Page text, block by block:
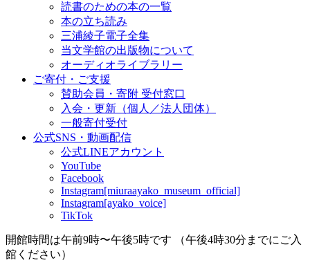
読書のための本の一覧
本の立ち読み
三浦綾子電子全集
当文学館の出版物について
オーディオライブラリー
ご寄付・ご支援
賛助会員・寄附 受付窓口
入会・更新（個人／法人団体）
一般寄付受付
公式SNS・動画配信
公式LINEアカウント
YouTube
Facebook
Instagram[miuraayako_museum_official]
Instagram[ayako_voice]
TikTok
開館時間は午前9時〜午後5時です （午後4時30分までにご入
館ください）